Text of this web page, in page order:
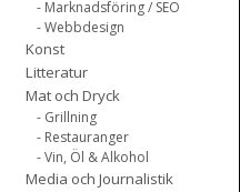
- Marknadsföring / SEO
- Webbdesign
Konst
Litteratur
Mat och Dryck
- Grillning
- Restauranger
- Vin, Öl & Alkohol
Media och Journalistik